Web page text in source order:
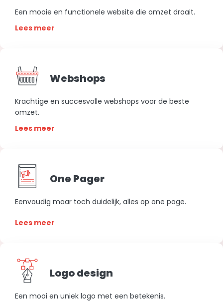
Een mooie en functionele website die omzet draait.
Lees meer
Webshops
Krachtige en succesvolle webshops voor de beste
omzet.
Lees meer
One Pager
Eenvoudig maar toch duidelijk, alles op one page.
Lees meer
Logo design
Een mooi en uniek logo met een betekenis.